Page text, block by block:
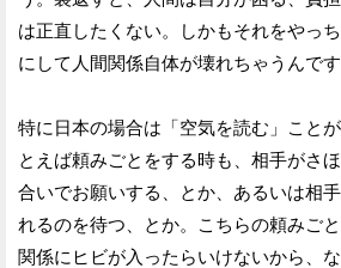
は正直したくない。しかもそれをやっ
にして人間関係自体が壊れちゃうんです
特に日本の場合は「空気を読む」こと
とえば頼みごとをする時も、相手がさ
合いでお願いする、とか、あるいは相
れるのを待つ、とか。こちらの頼みご
関係にヒビが入ったらいけないから、